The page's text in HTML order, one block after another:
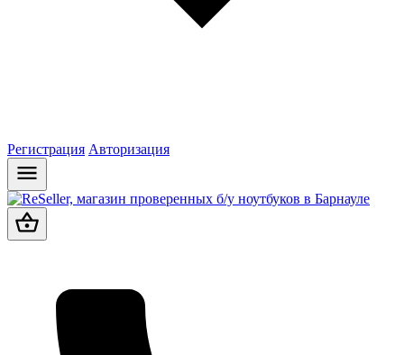
Регистрация Авторизация